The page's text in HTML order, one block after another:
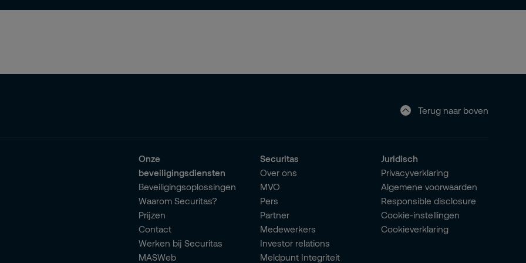
Terug naar boven
Onze
beveiligingsdiensten
Beveiligingsoplossingen
Waarom Securitas?
Prijzen
Contact
Werken bij Securitas
MASWeb
Securitas
Over ons
MVO
Pers
Partner
Medewerkers
Investor relations
Meldpunt Integriteit
Juridisch
Privacyverklaring
Algemene voorwaarden
Responsible disclosure
Cookie-instellingen
Cookieverklaring